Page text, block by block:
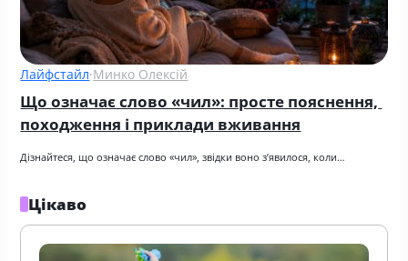
Лайфстайл·Минко Олексій
Що означає слово «чил»: просте пояснення,
походження і приклади вживання
Дізнайтеся, що означає слово «чил», звідки воно з’явилося, коли…
Цікаво